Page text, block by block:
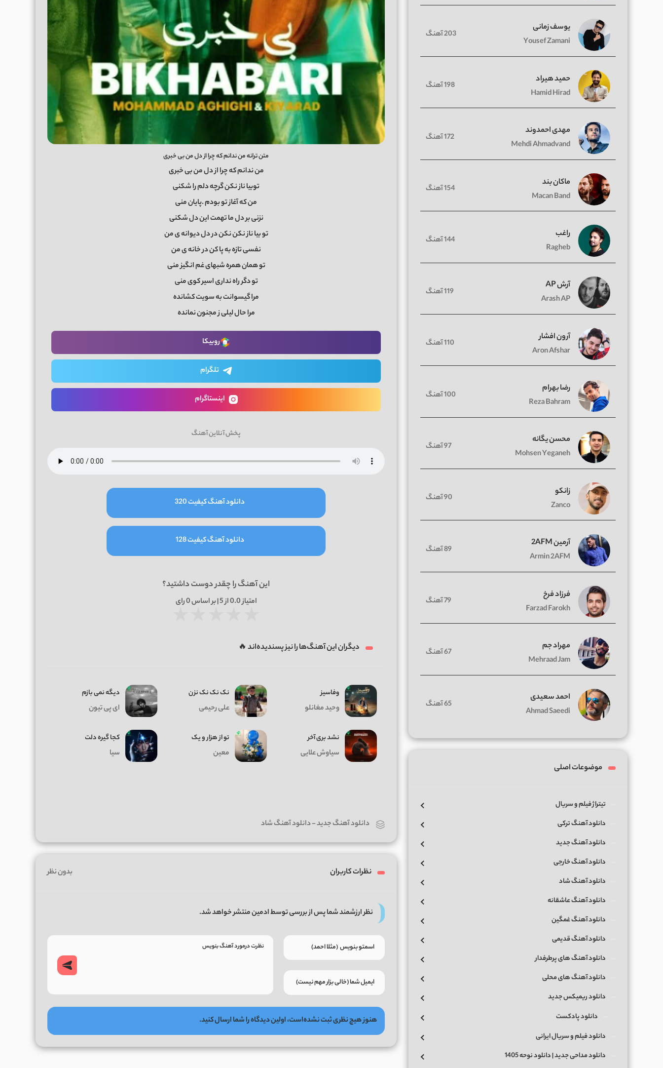
متن ترانه من ندانم که چرا از دل من بی خبری
من ندانم که چرا از دل من بی خبری
توبیا ناز نکن گرچه دلم را شکنی
من که آغاز تو بودم .پایان منی
نزنی بر دل ما تهمت این دل شکنی
تو بیا ناز نکن نکن در دل دیوانه ی من
نفسی تازه به پا کن در خانه ی من
تو همان همره شبهای غم انگیز منی
تو دگر راه نداری اسیر کوی منی
مرا گیسوانت به سویت کشانده
مرا حال لیلی ز مجنون نمانده
روبیکا
تلگرام
اینستاگرام
پخش آنلاین آهنگ
دانلود آهنگ کیفیت 320
دانلود آهنگ کیفیت 128
این آهنگ را چقدر دوست داشتید؟
امتیاز0.0از 5 | بر اساس 0رای
دیگران این آهنگ‌ها را نیز پسندیده‌اند 🔥
وفاسیز
وحید مغانلو
نک نک نک نزن
علی رحیمی
دیگه نمی بازم
ای پی تیون
نشد بری آخر
سیاوش علایی
تو از هزار و یک
معین
کجا گیره دلت
سیا
دانلود آهنگ جدید-دانلود آهنگ شاد
نظرات کاربران بدون نظر
نظر ارزشمند شما پس از بررسی توسط ادمین منتشر خواهد شد.
هنوز هیچ نظری ثبت نشده‌است، اولین دیدگاه را شما ارسال کنید.
یوسف زمانی
Yousef Zamani
203 آهنگ
حمید هیراد
Hamid Hirad
198 آهنگ
مهدی احمدوند
Mehdi Ahmadvand
172 آهنگ
ماکان بند
Macan Band
154 آهنگ
راغب
Ragheb
144 آهنگ
آرش AP
Arash AP
119 آهنگ
آرون افشار
Aron Afshar
110 آهنگ
رضا بهرام
Reza Bahram
100 آهنگ
محسن یگانه
Mohsen Yeganeh
97 آهنگ
زانکو
Zanco
90 آهنگ
آرمین 2AFM
Armin 2AFM
89 آهنگ
فرزاد فرخ
Farzad Farokh
79 آهنگ
مهراد جم
Mehraad Jam
67 آهنگ
احمد سعیدی
Ahmad Saeedi
65 آهنگ
موضوعات اصلی
تیتراژ فیلم و سریال
دانلود آهنگ ترکی
دانلود آهنگ جدید
دانلود آهنگ خارجی
دانلود آهنگ شاد
دانلود آهنگ عاشقانه
دانلود آهنگ غمگین
دانلود آهنگ قدیمی
دانلود آهنگ های پرطرفدار
دانلود آهنگ های محلی
دانلود ریمیکس جدید
دانلود پادکست
دانلود فیلم و سریال ایرانی
دانلود مداحی جدید | دانلود نوحه 1405